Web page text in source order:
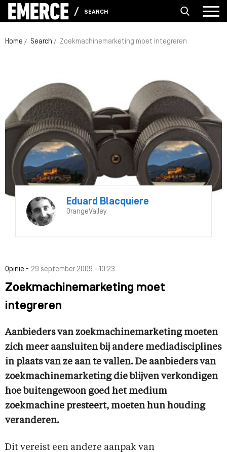
SEARCH
Home Search Zoekmachinemarketing moet integreren
Eduard Blacquiere
OrangeValley
Opinie - 29 september 2009 - 10:23
Zoekmachinemarketing moet
integreren
Aanbieders van zoekmachinemarketing moeten
zich meer aansluiten bij andere mediadisciplines
in plaats van ze aan te vallen. De aanbieders van
zoekmachinemarketing die blijven verkondigen
hoe buitengewoon goed het medium
zoekmachine presteert, moeten hun houding
veranderen.
Dit vereist een andere aanpak van